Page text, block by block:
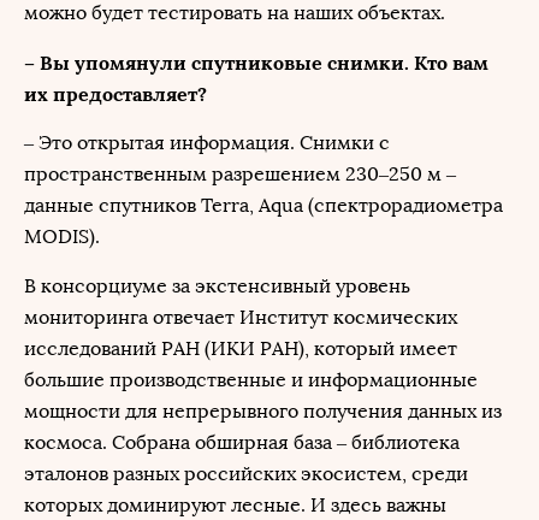
можно будет тестировать на наших объектах.
– Вы упомянули спутниковые снимки. Кто вам
их предоставляет?
– Это открытая информация. Снимки с
пространственным разрешением 230–250 м –
данные спутников Terra, Aqua (спектрорадиометра
MODIS).
В консорциуме за экстенсивный уровень
мониторинга отвечает Институт космических
исследований РАН (ИКИ РАН), который имеет
большие производственные и информационные
мощности для непрерывного получения данных из
космоса. Собрана обширная база – библиотека
эталонов разных российских экосистем, среди
которых доминируют лесные. И здесь важны